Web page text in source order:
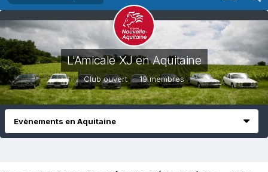
L'Amicale XJ en Aquitaine
Club ouvert · 19 membres
Evènements en Aquitaine